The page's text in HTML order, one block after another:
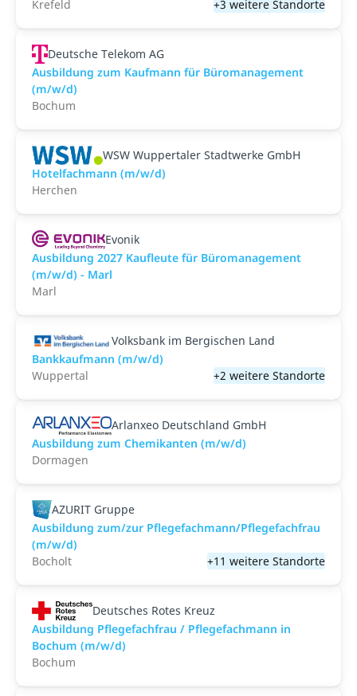
Krefeld
+3 weitere Standorte
Deutsche Telekom AG
Ausbildung zum Kaufmann für Büromanagement
(m/w/d)
Bochum
WSW Wuppertaler Stadtwerke GmbH
Hotelfachmann (m/w/d)
Herchen
Evonik
Ausbildung 2027 Kaufleute für Büromanagement
(m/w/d) - Marl
Marl
Volksbank im Bergischen Land
Bankkaufmann (m/w/d)
Wuppertal
+2 weitere Standorte
Arlanxeo Deutschland GmbH
Ausbildung zum Chemikanten (m/w/d)
Dormagen
AZURIT Gruppe
Ausbildung zum/zur Pflegefachmann/Pflegefachfrau
(m/w/d)
Bocholt
+11 weitere Standorte
Deutsches Rotes Kreuz
Ausbildung Pflegefachfrau / Pflegefachmann in
Bochum (m/w/d)
Bochum